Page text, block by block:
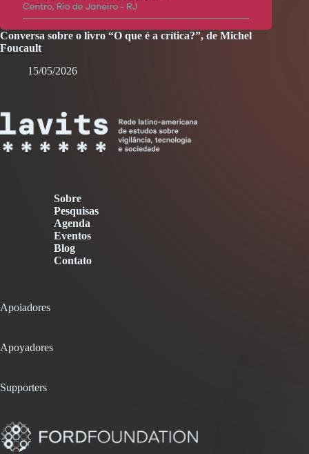
Conversa sobre o livro “O que é a crítica?”, de Michel
Foucault
15/05/2026
Sobre
Pesquisas
Agenda
Eventos
Blog
Contato
Apoiadores
Apoyadores
Supporters